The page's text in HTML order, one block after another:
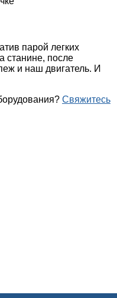
парой легких
станине, после
и наш двигатель. И
Свяжитесь